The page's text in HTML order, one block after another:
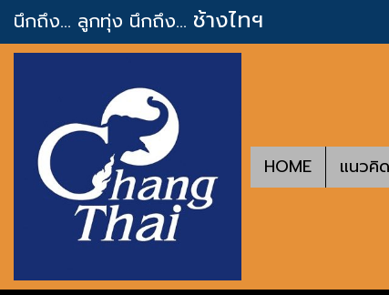
นึกถึง... ลูกทุ่ง นึกถึง... ช้างไทฯ
HOME แนวคิ